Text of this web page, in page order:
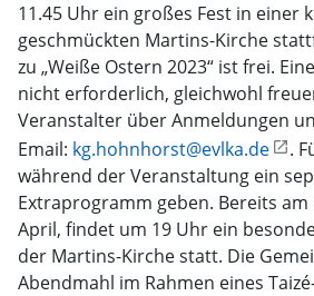
11.45 Uhr ein großes Fest in einer
geschmückten Martins-Kirche
zu „Weiße Ostern 2023“ ist frei.
nicht erforderlich, gleichwohl
Veranstalter über Anmeldungen
Email: kg.hohnhorst@evlka.de
.
während der Veranstaltung ein
Extraprogramm geben. Bereits
April, findet um 19 Uhr ein
der Martins-Kirche statt. Die
Abendmahl im Rahmen eines